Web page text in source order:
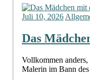
Juli 10, 2026
Das
Vollkommen
Malerin im Bann des